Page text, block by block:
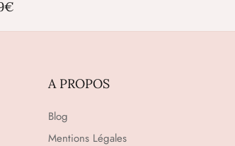
A PROPOS
Blog
Mentions Légales